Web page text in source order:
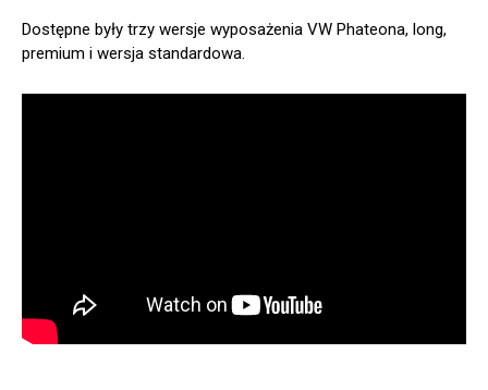
Dostępne były trzy wersje wyposażenia VW Phateona, long,
premium i wersja standardowa.